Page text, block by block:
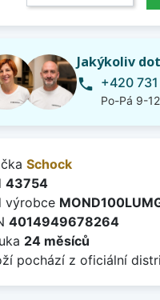
Jakýkoliv
phone +420
Po-Pá 9-
Schock
43754
výrobce
4014949678264
24 měsíců
pochází z oficiální